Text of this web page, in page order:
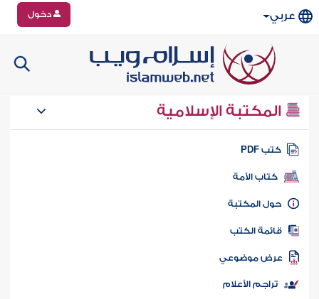
عربي دخول
المكتبة الإسلامية
كتب PDF
كتاب الأمة
المكتبة
الكتب
موضوعي